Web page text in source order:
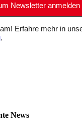
Erfahre mehr in
.
News